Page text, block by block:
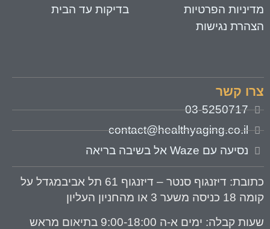
הפרטיות
נגישות
בדיקות עד הבית
קשר
03-5250717
contact@healthyaging.co.il
נסיעה עם Waze אל בשיבה בריאה
: דיזנגוף סנטר – דיזנגוף 61 תל אביבמגדל על
כניסה משער 3 או מהחניון העליון
קבלה:
ימים א-ה 9:00-18:00 בתיאום מראש